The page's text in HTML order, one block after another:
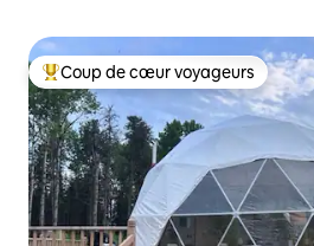
Coups de cœur voyageurs les plus
Coup de cœur voyageurs